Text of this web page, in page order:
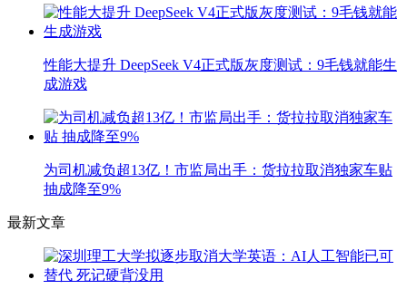
性能大提升 DeepSeek V4正式版灰度测试：9毛钱就能生
成游戏
为司机减负超13亿！市监局出手：货拉拉取消独家车贴
抽成降至9%
最新文章